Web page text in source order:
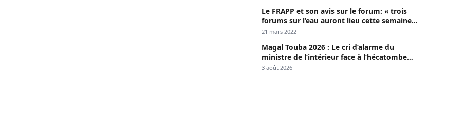
Le FRAPP et son avis sur le forum: « trois
forums sur l’eau auront lieu cette semaine à
Dakar »
21 mars 2022
Magal Touba 2026 : Le cri d’alarme du
ministre de l’intérieur face à l’hécatombe
routière
3 août 2026